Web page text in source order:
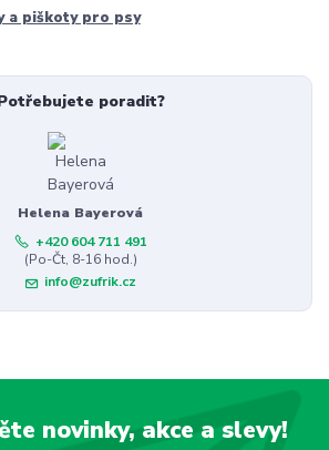
a piškoty pro psy
poradit?
Helena Bayerová
+420 604 711 491
(Po-Čt, 8-16 hod.)
info@zufrik.cz
novinky, akce a slevy!